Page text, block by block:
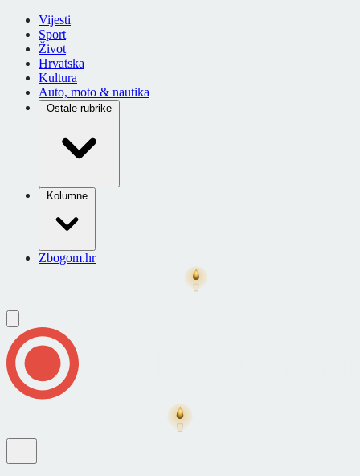
Vijesti
Sport
Život
Hrvatska
Kultura
Auto, moto & nautika
Ostale rubrike
Kolumne
Zbogom.hr